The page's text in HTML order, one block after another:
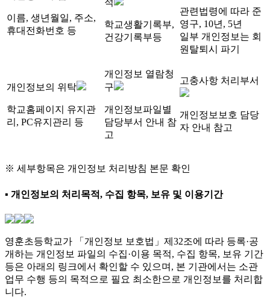
이름, 생년월일, 주소,
휴대전화번호 등
적
학교생활기록부,
건강기록부등
관련법령에 따라 준
영구, 10년, 5년
일부 개인정보는 회
원탈퇴시 파기
개인정보의 위탁
학교홈페이지 유지관
리, PC유지관리 등
개인정보 열람청
구
개인정보파일별
담당부서 안내 참
고
고충사항 처리부서
개인정보보호 담당
자 안내 참고
※ 세부항목은 개인정보 처리방침 본문 확인
▪ 개인정보의 처리목적, 수집 항목, 보유 및 이용기간
영훈초등학교가 「개인정보 보호법」제32조에 따라 등록·공
개하는 개인정보 파일의 수집·이용 목적, 수집 항목, 보유 기간
등은 아래의 링크에서 확인할 수 있으며, 본 기관에서는 소관
업무 수행 등의 목적으로 필요 최소한으로 개인정보를 처리합
니다.